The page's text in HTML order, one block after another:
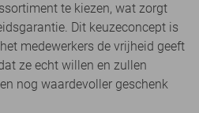
te kiezen, wat zorgt
Dit keuzeconcept is
medewerkers de vrijheid geeft
ze echt willen en zullen
nog waardevoller geschenk